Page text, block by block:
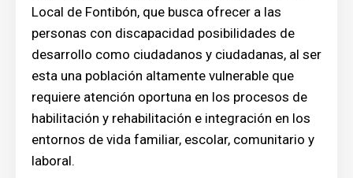
Local de Fontibón, que busca ofrecer a las
personas con discapacidad posibilidades de
desarrollo como ciudadanos y ciudadanas, al ser
esta una población altamente vulnerable que
requiere atención oportuna en los procesos de
habilitación y rehabilitación e integración en los
entornos de vida familiar, escolar, comunitario y
laboral.